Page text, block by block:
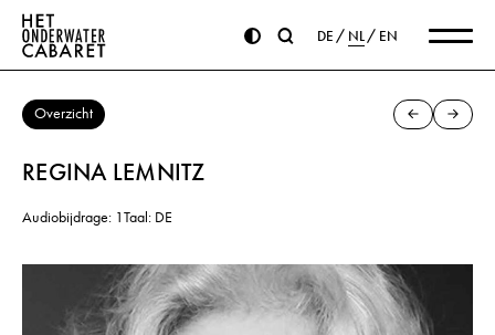
DE NL EN
Overzicht
REGINA LEMNITZ
Audiobijdrage: 1Taal: DE